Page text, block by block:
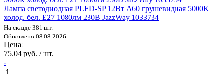
Лампа светодиодная PLED-SP 12Вт A60 грушевидная 5000К
холод. бел. E27 1080лм 230В JazzWay 1033734
На складе 381 шт.
Обновлено 08.08.2026
Цена:
75.04 руб. / шт.
-